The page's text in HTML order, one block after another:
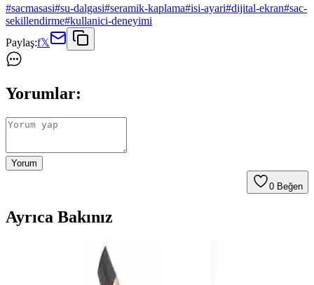
#sacmasasi#su-dalgasi#seramik-kaplama#isi-ayari#dijital-ekran#sac-
sekillendirme#kullanici-deneyimi
Paylaş:f𝕏
Yorumlar:
Yorum
0 Beğen
Ayrıca Bakınız
Babyliss C452e Rose Quartz Saç Maşası ile
Profesyonel Bukleler ve Doğal Dalga Oluşumu